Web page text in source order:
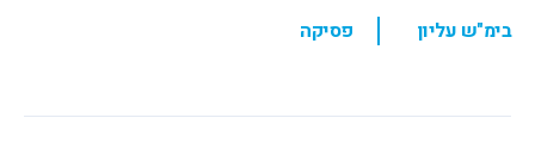
בימ"ש עליון , פסיקה